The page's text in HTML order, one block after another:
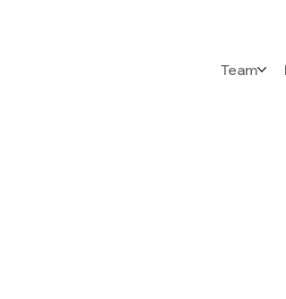
Team